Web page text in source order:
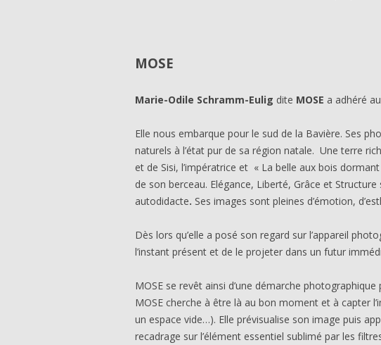
MOSE
Marie-Odile Schramm-Eulig dite MOSE a adhéré
Elle nous embarque pour le sud de la Bavière. Ses
naturels à l’état pur de sa région natale. Une terre
et de Sisi, l’impératrice et « La belle aux bois
de son berceau. Elégance, Liberté, Grâce et
autodidacte. Ses images sont pleines d’émotion,
Dès lors qu’elle a posé son regard sur l’appareil
l’instant présent et de le projeter dans un futur
MOSE se revêt ainsi d’une démarche
MOSE cherche à être là au bon moment et à capter
un espace vide…). Elle prévisualise son image puis
recadrage sur l’élément essentiel sublimé par les